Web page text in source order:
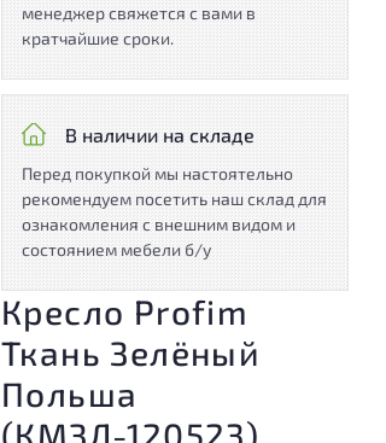
менеджер свяжется с вами в
кратчайшие сроки.
В наличии на складе
Перед покупкой мы настоятельно
рекомендуем посетить наш склад для
ознакомления с внешним видом и
состоянием мебели б/у
Кресло Profim
Ткань Зелёный
Польша
(КМЗЛ-120523)